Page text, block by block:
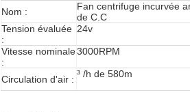
Nom :
Fan centrifuge incurvée
de C.C
Tension évaluée
:
24v
Vitesse nominale
:
3000RPM
Circulation d'air : ³ /h de 580m